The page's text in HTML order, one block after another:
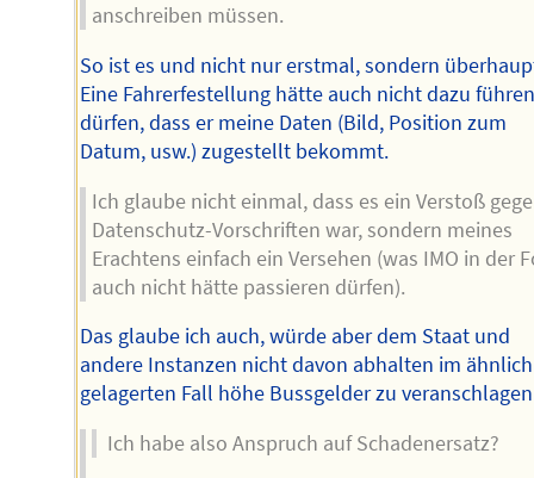
anschreiben müssen.
So ist es und nicht nur erstmal, sondern
Eine Fahrerfestellung hätte auch nicht dazu
dürfen, dass er meine Daten (Bild, Position zum
Datum, usw.) zugestellt bekommt.
Ich glaube nicht einmal, dass es ein Verstoß
Datenschutz-Vorschriften war, sondern meines
Erachtens einfach ein Versehen (was IMO in der
auch nicht hätte passieren dürfen).
Das glaube ich auch, würde aber dem Staat und
andere Instanzen nicht davon abhalten im ähnlich
gelagerten Fall höhe Bussgelder zu
Ich habe also Anspruch auf Schadenersatz?